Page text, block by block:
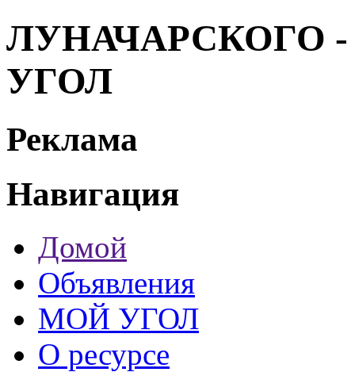
ЛУНАЧАРСКОГО -
УГОЛ
Реклама
Навигация
Домой
Объявления
МОЙ УГОЛ
О ресурсе